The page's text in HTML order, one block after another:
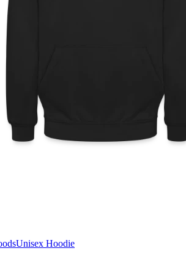
Unisex Hoodie